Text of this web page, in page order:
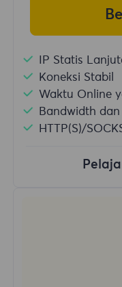
IP Statis
Koneksi Stabil
Waktu Online
Bandwidth dan
HTTP(S)/